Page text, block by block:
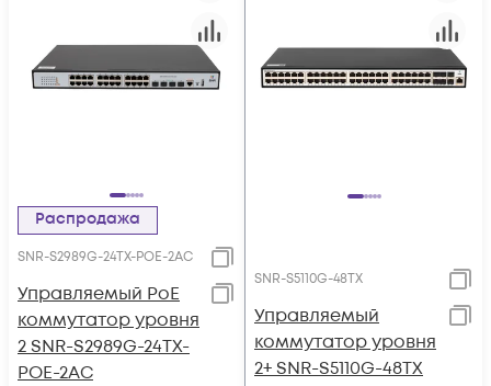
Распродажа
SNR-S2989G-24TX-POE-2AC
Управляемый PoE
коммутатор уровня
2 SNR-S2989G-24TX-
POE-2AC
SNR-S5110G-48TX
Управляемый
коммутатор уровня
2+ SNR-S5110G-48TX